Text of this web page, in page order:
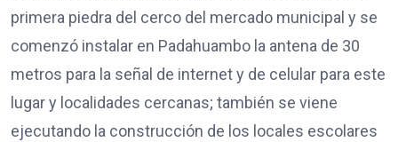
primera piedra del cerco del mercado municipal y se
comenzó instalar en Padahuambo la antena de 30
metros para la señal de internet y de celular para este
lugar y localidades cercanas; también se viene
ejecutando la construcción de los locales escolares